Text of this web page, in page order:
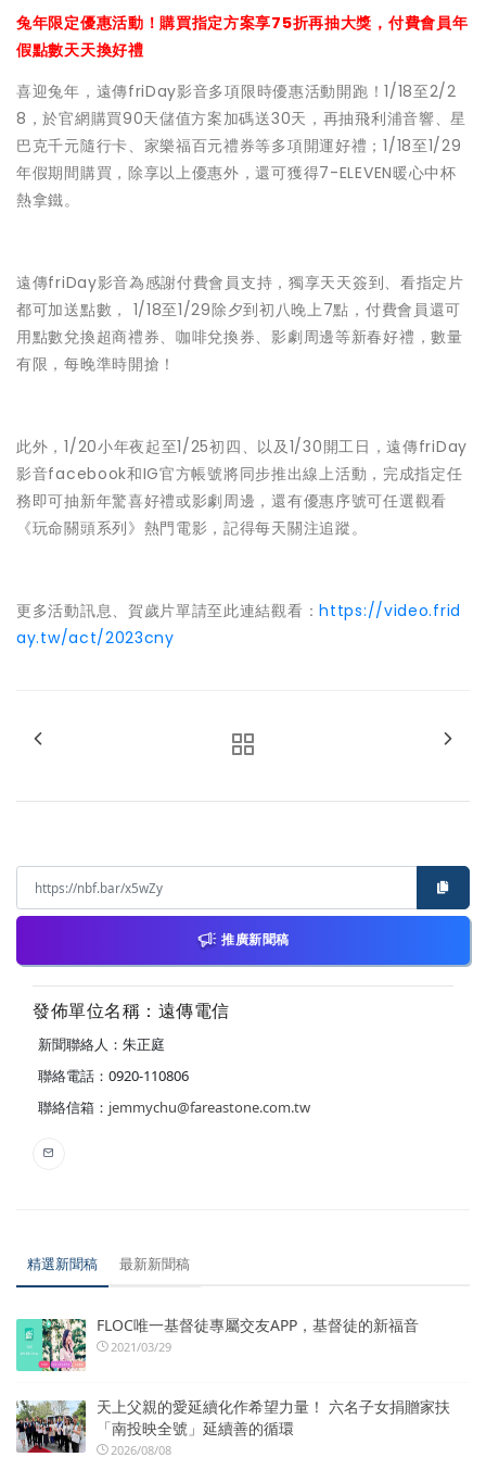
兔年限定優惠活動！購買指定方案享75折再抽大獎，付費會員年
假點數天天換好禮
喜迎兔年，遠傳friDay影音多項限時優惠活動開跑！1/18至2/2
8，於官網購買90天儲值方案加碼送30天，再抽飛利浦音響、星
巴克千元隨行卡、家樂福百元禮券等多項開運好禮；1/18至1/29
年假期間購買，除享以上優惠外，還可獲得7-ELEVEN暖心中杯
熱拿鐵。
遠傳friDay影音為感謝付費會員支持，獨享天天簽到、看指定片
都可加送點數， 1/18至1/29除夕到初八晚上7點，付費會員還可
用點數兌換超商禮券、咖啡兌換券、影劇周邊等新春好禮，數量
有限，每晚準時開搶！
此外，1/20小年夜起至1/25初四、以及1/30開工日，遠傳friDay
影音facebook和IG官方帳號將同步推出線上活動，完成指定任
務即可抽新年驚喜好禮或影劇周邊，還有優惠序號可任選觀看
《玩命關頭系列》熱門電影，記得每天關注追蹤。
更多活動訊息、賀歲片單請至此連結觀看：https://video.frid
ay.tw/act/2023cny
推廣新聞稿
發佈單位名稱：遠傳電信
新聞聯絡人：朱正庭
聯絡電話：0920-110806
聯絡信箱： jemmychu@fareastone.com.tw
精選新聞稿 最新新聞稿
FLOC唯一基督徒專屬交友APP，基督徒的新福音
2021/03/29
天上父親的愛延續化作希望力量！ 六名子女捐贈家扶
「南投映全號」延續善的循環
2026/08/08